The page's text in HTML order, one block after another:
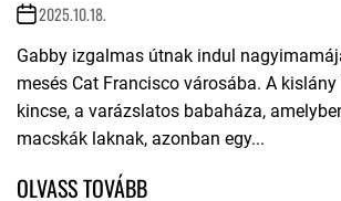
2025.10.18.
Gabby izgalmas útnak indul
mesés Cat Francisco városába. A
kincse, a varázslatos babaháza,
macskák laknak, azonban egy...